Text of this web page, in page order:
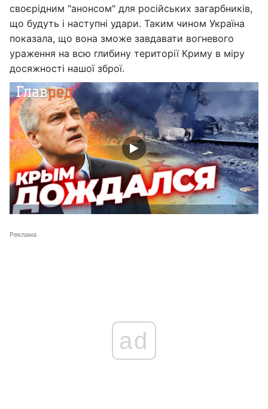
своєрідним "анонсом" для російських загарбників,
що будуть і наступні удари. Таким чином Україна
показала, що вона зможе завдавати вогневого
ураження на всю глибину території Криму в міру
досяжності нашої зброї.
Реклама
ad